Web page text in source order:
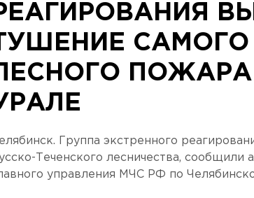
САМОГО
Группа экстренного
Теченского лесничества, сообщили
управления МЧС РФ по